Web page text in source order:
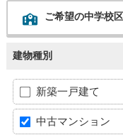
ご希望の中学校
建物種別
新築一戸建て
中古マンション